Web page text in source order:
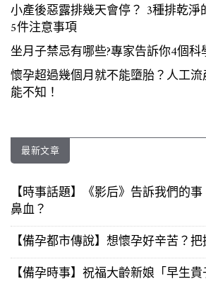
小產後惡露排幾天會停？ 3種排乾淨
5件注意事項
坐月子禁忌有哪些?專家告訴你4個
懷孕超過幾個月就不能墮胎？人工
能不知！
最新文章
【時事話題】《影后》告訴我們的
鼻血？
【備孕都市傳說】想懷孕好辛苦？
【備孕時事】祝福大齡新娘「早生